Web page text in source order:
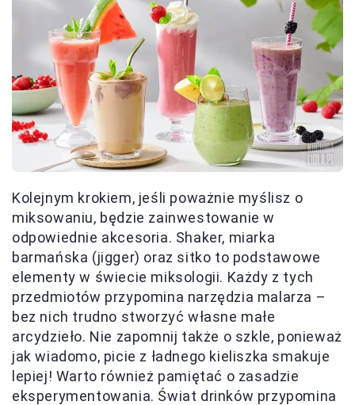
Kolejnym krokiem, jeśli poważnie myślisz o
miksowaniu, będzie zainwestowanie w
odpowiednie akcesoria. Shaker, miarka
barmańska (jigger) oraz sitko to podstawowe
elementy w świecie miksologii. Każdy z tych
przedmiotów przypomina narzędzia malarza –
bez nich trudno stworzyć własne małe
arcydzieło. Nie zapomnij także o szkle, ponieważ
jak wiadomo, picie z ładnego kieliszka smakuje
lepiej! Warto również pamiętać o zasadzie
eksperymentowania. Świat drinków przypomina